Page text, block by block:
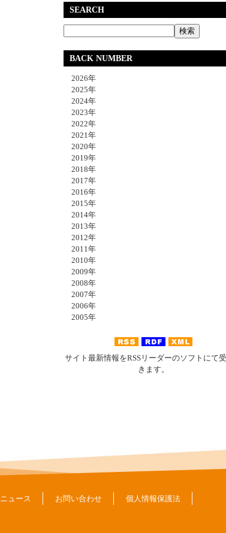
SEARCH
BACK NUMBER
2026年
2025年
2024年
2023年
2022年
2021年
2020年
2019年
2018年
2017年
2016年
2015年
2014年
2013年
2012年
2011年
2010年
2009年
2008年
2007年
2006年
2005年
サイト最新情報をRSSリーダーのソフトにて
きます。
ニュース お問い合わせ 個人情報保護法